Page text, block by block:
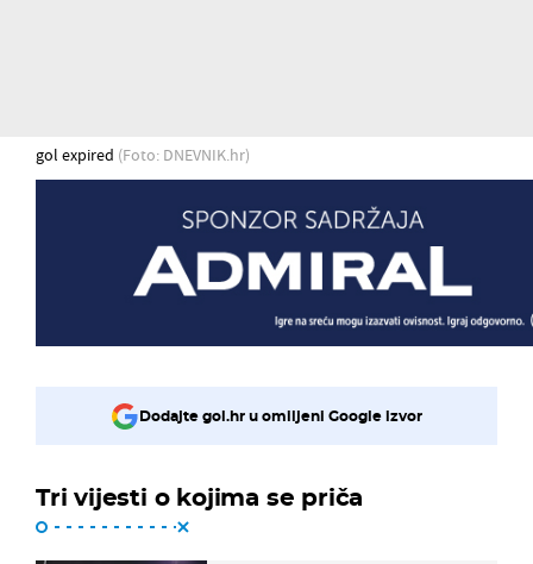
gol expired (Foto: DNEVNIK.hr)
Dodajte gol.hr u omiljeni Google izvor
Tri vijesti o kojima se priča